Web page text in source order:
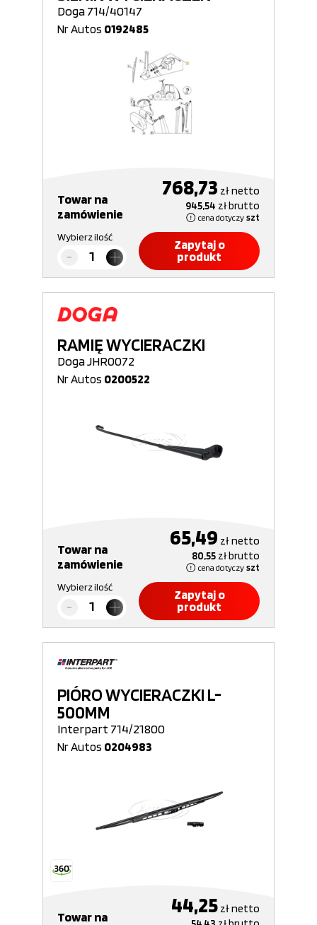
Doga 714/40147
Nr Autos 0192485
Towar na
zamówienie
768,73 złnetto
945,54 złbrutto
cena dotyczy szt
Wybierz ilość
Zapytaj o
produkt
RAMIĘ WYCIERACZKI
Doga JHR0072
Nr Autos 0200522
Towar na
zamówienie
65,49 złnetto
80,55 złbrutto
cena dotyczy szt
Wybierz ilość
Zapytaj o
produkt
PIÓRO WYCIERACZKI L-
500MM
Interpart 714/21800
Nr Autos 0204983
Towar na
44,25 złnetto